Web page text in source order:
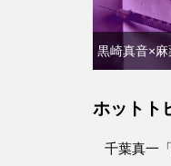
黒崎真音×麻
ホットト
千葉真一